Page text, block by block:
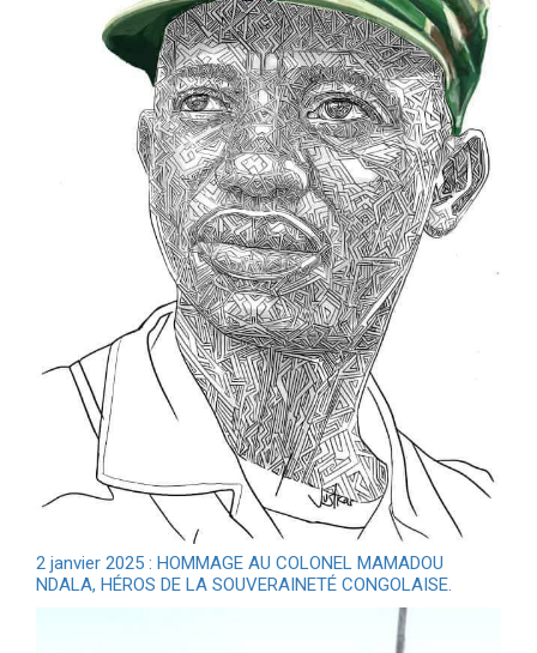
2 janvier 2025 : HOMMAGE AU COLONEL MAMADOU
NDALA, HÉROS DE LA SOUVERAINETÉ CONGOLAISE.